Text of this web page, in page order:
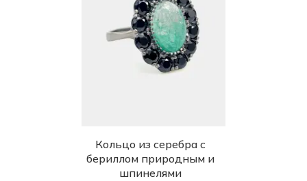
Кольцо из серебра с
бериллом природным и
шпинелями